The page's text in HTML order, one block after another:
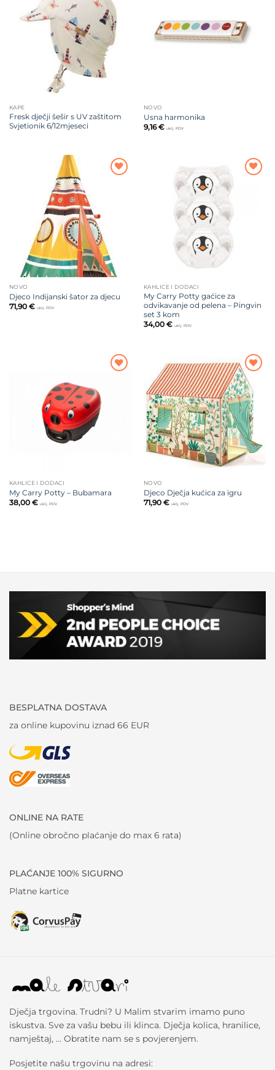
Dodajte
na listu
želja
KAPE
Fresk dječji šešir s UV zaštitom
Svjetionik 6/12mjeseci
želja
NOVO
Usna harmonika
9,16€ uklj. PDV
NOVO
Djeco Indijanski šator za djecu
71,90 € uklj. PDV
KAHLICE I DODACI
My Carry Potty gaćice za
odvikavanje od pelena – Pingvin
set 3 kom
34,00 € uklj. PDV
KAHLICE I DODACI
My Carry Potty – Bubamara
38,00 € uklj. PDV
Dodajte
na listu
želja
NOVO
Djeco Dječja kućica za igru
71,90 € uklj. PDV
BESPLATNA DOSTAVA
za online kupovinu iznad 66 EUR
ONLINE NA RATE
(Online obročno plaćanje do max 6 rata)
PLAĆANJE 100% SIGURNO
Platne kartice
Dječja trgovina. Trudni? U Malim stvarim imamo puno
iskustva. Sve za vašu bebu ili klinca. Dječja kolica, hranilice,
namještaj, … Obratite nam se s povjerenjem.
Posjetite našu trgovinu na adresi: